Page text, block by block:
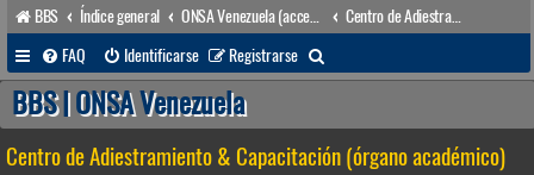
BBS Índice general ONSA Venezuela (acceso público)
Centro de Adiestramiento & Capacitación (órgano académico)
FAQ
Identificarse Registrarse
u
c
BBS | ONSA Venezuela
Centro de Adiestramiento & Capacitación (órgano académico)